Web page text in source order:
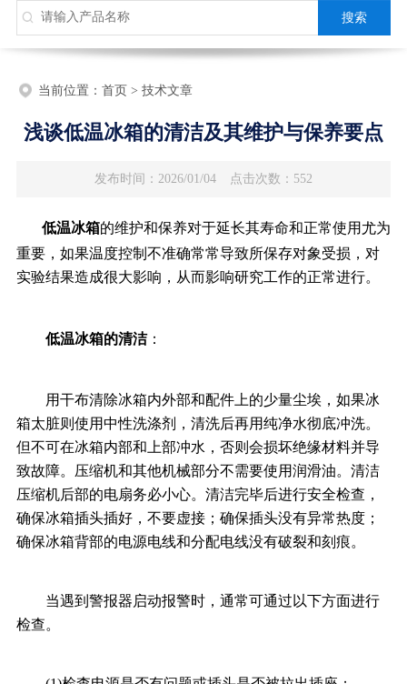
当前位置： 首页> 技术文章
浅谈低温冰箱的清洁及其维护与保养要点
发布时间：2026/01/04 点击次数：552
低温冰箱的维护和保养对于延长其寿命和正常使用尤为
重要，如果温度控制不准确常常导致所保存对象受损，对
实验结果造成很大影响，从而影响研究工作的正常进行。
低温冰箱的清洁：
用干布清除冰箱内外部和配件上的少量尘埃，如果冰
箱太脏则使用中性洗涤剂，清洗后再用纯净水彻底冲洗。
但不可在冰箱内部和上部冲水，否则会损坏绝缘材料并导
致故障。压缩机和其他机械部分不需要使用润滑油。清洁
压缩机后部的电扇务必小心。清洁完毕后进行安全检查，
确保冰箱插头插好，不要虚接；确保插头没有异常热度；
确保冰箱背部的电源电线和分配电线没有破裂和刻痕。
当遇到警报器启动报警时，通常可通过以下方面进行
检查。